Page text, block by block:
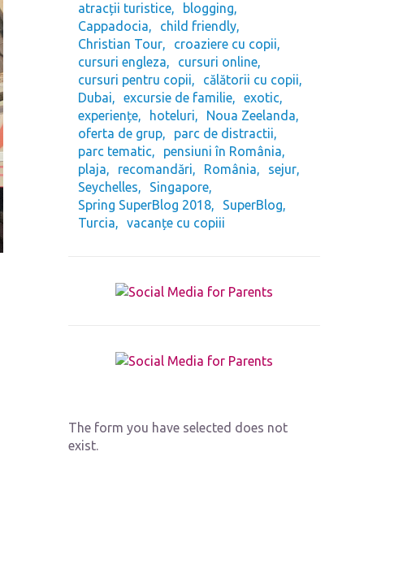
atracții turistice
blogging
Cappadocia
child friendly
Christian Tour
croaziere cu copii
cursuri engleza
cursuri online
cursuri pentru copii
călătorii cu copii
Dubai
excursie de familie
exotic
experiențe
hoteluri
Noua Zeelanda
oferta de grup
parc de distractii
parc tematic
pensiuni în România
plaja
recomandări România
sejur
Seychelles
Singapore
Spring SuperBlog 2018
SuperBlog
Turcia
vacanțe cu copiii
The form you have selected does not
exist.